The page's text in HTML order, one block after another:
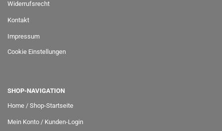
Widerrufsrecht
Kontakt
Impressum
Cookie Einstellungen
SHOP-NAVIGATION
Home / Shop-Startseite
Mein Konto / Kunden-Login